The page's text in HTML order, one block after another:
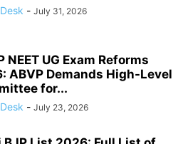
- July 31, 2026
NEET UG Exam Reforms
ABVP Demands High-Level
for...
- July 23, 2026